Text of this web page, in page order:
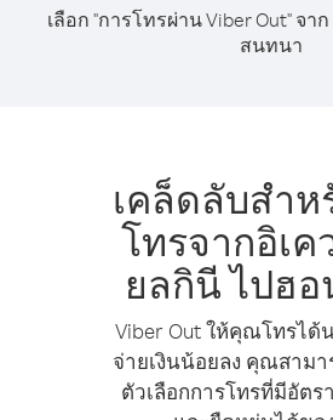
เลือก "การโทรผ่าน Viber Out" จา
สนทนา
เคล็ดลับสำห
โทรจากอิเค
ยลกินี ไปฮ
Viber Out ให้คุณโทรไ
จ่ายเงินน้อยลง คุณสามา
ตัวเลือกการโทรที่มีอัตร